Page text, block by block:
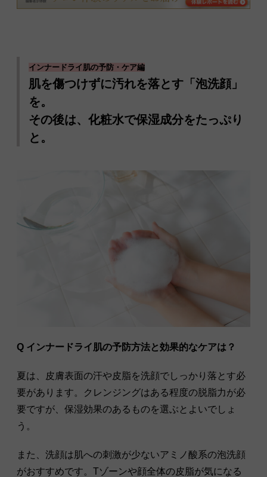
インナードライ肌の予防・ケア編
肌を傷つけずに汚れを落とす「泡洗顔」
を。
その後は、化粧水で保湿成分をたっぷり
と。
Q インナードライ肌の予防方法と効果的なケアは？
夏は、皮膚表面の汗や皮脂を洗顔でしっかり落とす必
要があります。クレンジングはある程度の脱脂力が必
要ですが、保湿効果のあるものを選ぶとよいでしょ
う。
また、洗顔は肌への刺激が少ないアミノ酸系の泡洗顔
がおすすめです。Tゾーンや顔全体の皮脂が気になる